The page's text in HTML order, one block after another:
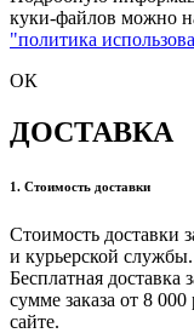
куки-файлов можно
"политика
ОК
ДОСТАВКА
1. Стоимость доставки
Стоимость доставки
и курьерской службы.
Бесплатная доставка
сумме заказа от 8
сайте.